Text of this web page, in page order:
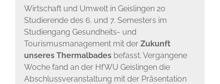
Wirtschaft und Umwelt in Geislingen 20
Studierende des 6. und 7. Semesters im
Studiengang Gesundheits- und
Tourismusmanagement mit der Zukunft
unseres Thermalbades befasst. Vergangene
Woche fand an der HfWU Geislingen die
Abschlussveranstaltung mit der Präsentation